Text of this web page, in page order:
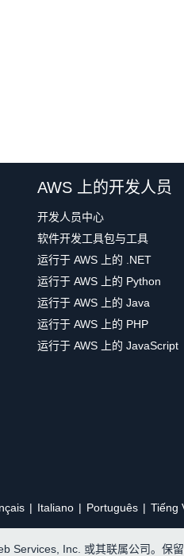
AWS 上的开发人员
开发人员中心
软件开发工具包与工具
运行于 AWS 上的 .NET
运行于 AWS 上的 Python
运行于 AWS 上的 Java
运行于 AWS 上的 PHP
运行于 AWS 上的 JavaScript
Italiano Português Tiếng
Services, Inc. 或其联属公司。保留